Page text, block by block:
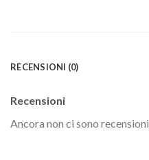
RECENSIONI (0)
Recensioni
Ancora non ci sono recensioni.